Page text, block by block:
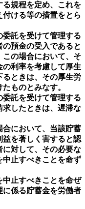
規程を定め、これを
ける等の措置をとら
託を受けて管理する
預金の受入であると
この場合において、そ
利率を考慮して厚生
ときは、その厚生労
ものとみなす。
託を受けて管理する
したときは、遅滞な
において、当該貯蓄
を著しく害すると認
対して、その必要な
中止すべきことを命ず
止すべきことを命ぜ
に係る貯蓄金を労働者